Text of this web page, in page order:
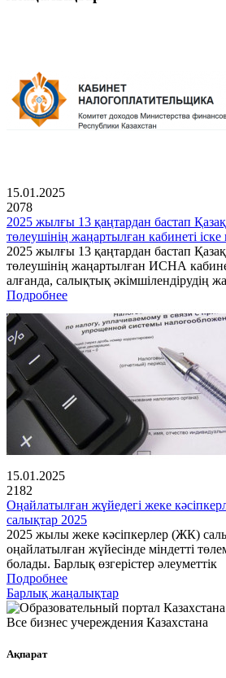
15.01.2025
2078
2025 жылғы 13 қаңтардан бастап
төлеушінің жаңартылған кабинеті
2025 жылғы 13 қаңтардан бастап
төлеушінің жаңартылған ИСНА
алғанда, салықтық әкімшілендірудің жа
Подробнее
15.01.2025
2182
Оңайлатылған жүйедегі жеке
салықтар 2025
2025 жылы жеке кәсіпкерлер (ЖК)
оңайлатылған жүйесінде міндетті
болады. Барлық өзгерістер әлеуметтік
Подробнее
Барлық жаңалықтар
Все бизнес учереждения Казахстана
Ақпарат